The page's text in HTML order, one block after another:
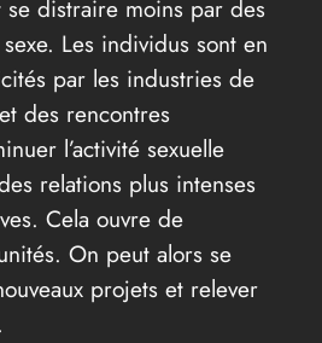
se distraire moins par des
Les individus sont en
par les industries de
des rencontres
l’activité sexuelle
relations plus intenses
Cela ouvre de
On peut alors se
projets et relever